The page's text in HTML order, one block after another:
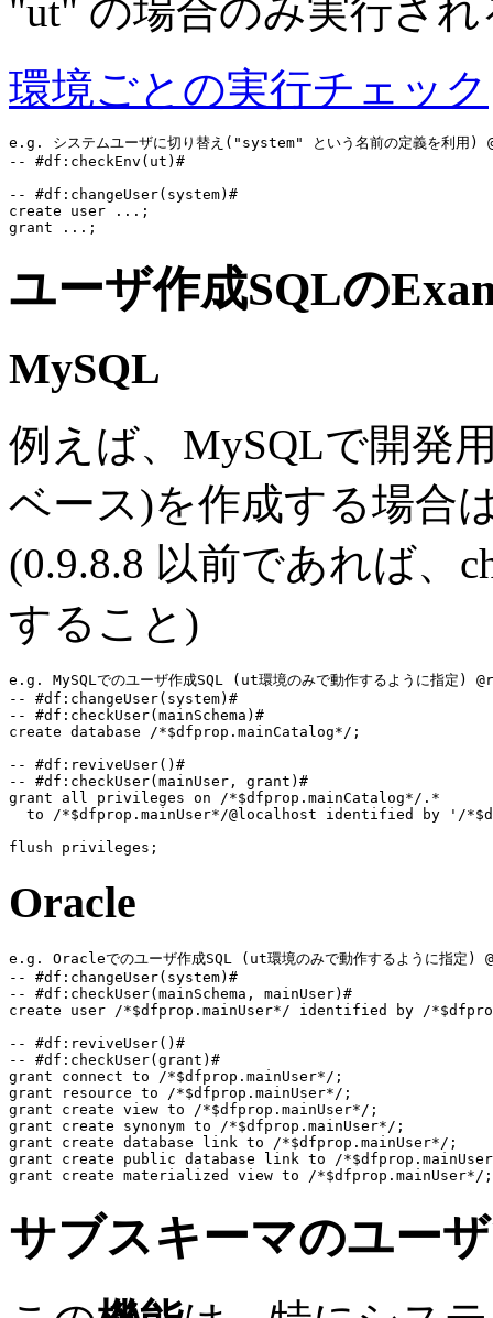
"ut" の場合のみ実行さ
環境ごとの実行チェック
e.g. システムユーザに切り替え("system" という名前の定義を利
-- #df:checkEnv(ut)#
-- #df:changeUser(system)#
create user
grant
ユーザ作成SQLの
MySQL
例えば、MySQLで開発
ベース)を作成する場合
(0.9.8.8 以前であれば、
すること)
e.g. MySQLでのユーザ作成SQL (ut環境のみで動作するように指
-- #df:changeUser(system)#
-- #df:checkUser(mainSchema)#
create database
/*$dfprop.mainCatalog*/ ;
-- #df:reviveUser()#
-- #df:checkUser(mainUser, grant)#
grant all privileges on
/*$dfprop.mainCatalog*/ .*
to
/*$dfprop.mainUser*/@localhost identified by ' /
flush privileges
Oracle
e.g. Oracleでのユーザ作成SQL (ut環境のみで動作するように指
-- #df:changeUser(system)#
-- #df:checkUser(mainSchema, mainUser)#
create user
/*$dfprop.mainUser*/ identified by
/
-- #df:reviveUser()#
-- #df:checkUser(grant)#
grant connect to
/*$dfprop.mainUser*/
grant resource to
/*$dfprop.mainUser*/
grant create view to
/*$dfprop.mainUser*/
grant create synonym to
/*$dfprop.mainUser*/
grant create database link to
/*$dfprop.mainUser*/
grant create public database link to
/
grant create materialized view to
/*$dfprop.mainUser*/
サブスキーマのユー